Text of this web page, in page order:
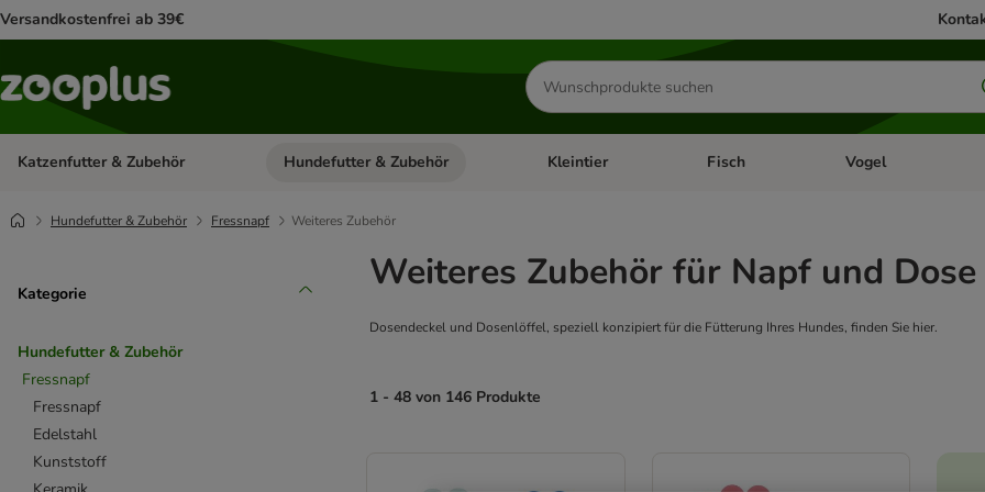
Versandkostenfrei ab 39€
Produkte
suchen
Katzenfutter & Zubehör Kategorie-Menü öffnen: Katzenfutter & Zubehör
Hundefutter & Zubehör Kategorie-Menü öffnen: Hundefutter & Zubehör
Kleintier Kategorie-Menü öffnen: Kleintier
Fisch Kategorie-Menü
Vogel
Hundefutter & Zubehör Fressnapf Weiteres Zubehör
Kategorie
Hundefutter & Zubehör
Fressnapf
Fressnapf
Edelstahl
Kunststoff
Weiteres Zubehör für Napf und Dose
Dosendeckel und Dosenlöffel, speziell konzipiert für die Fütterung Ihres Hundes, finden Sie hier.
1 - 48 von 146 Produkte